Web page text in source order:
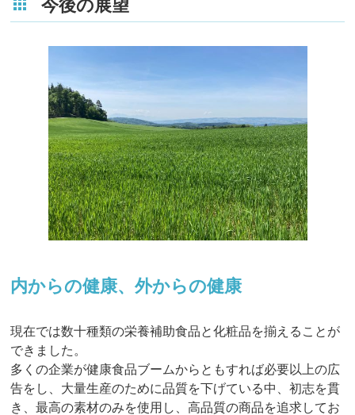
内からの健康、外からの健康
現在では数十種類の栄養補助食品と化粧品を揃えることが
できました。
多くの企業が健康食品ブームからともすれば必要以上の広
告をし、大量生産のために品質を下げている中、初志を貫
き、最高の素材のみを使用し、高品質の商品を追求してお